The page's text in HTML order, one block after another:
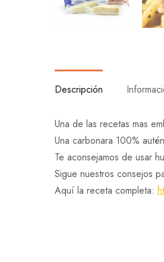
Descripción
Una de las recetas mas
Una carbonara 100%
Te aconsejamos de usar
Sigue nuestros consejos
Aquí la receta completa: